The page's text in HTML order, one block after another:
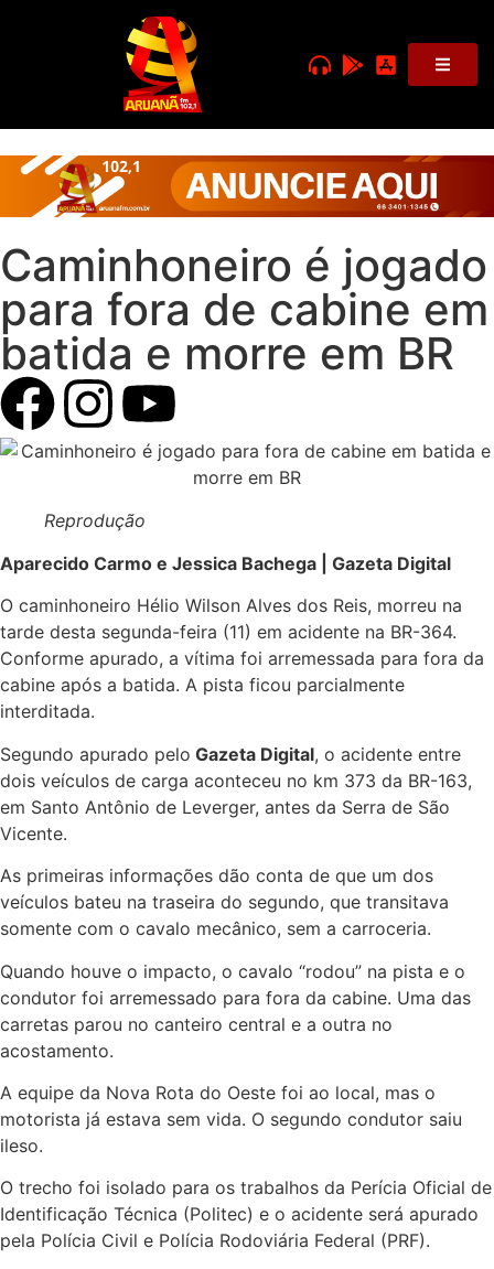
Caminhoneiro é jogado
para fora de cabine em
batida e morre em BR
Reprodução
Aparecido Carmo e Jessica Bachega | Gazeta Digital
O caminhoneiro Hélio Wilson Alves dos Reis, morreu na
tarde desta segunda-feira (11) em acidente na BR-364.
Conforme apurado, a vítima foi arremessada para fora da
cabine após a batida. A pista ficou parcialmente
interditada.
Segundo apurado pelo Gazeta Digital, o acidente entre
dois veículos de carga aconteceu no km 373 da BR-163,
em Santo Antônio de Leverger, antes da Serra de São
Vicente.
As primeiras informações dão conta de que um dos
veículos bateu na traseira do segundo, que transitava
somente com o cavalo mecânico, sem a carroceria.
Quando houve o impacto, o cavalo “rodou” na pista e o
condutor foi arremessado para fora da cabine. Uma das
carretas parou no canteiro central e a outra no
acostamento.
A equipe da Nova Rota do Oeste foi ao local, mas o
motorista já estava sem vida. O segundo condutor saiu
ileso.
O trecho foi isolado para os trabalhos da Perícia Oficial de
Identificação Técnica (Politec) e o acidente será apurado
pela Polícia Civil e Polícia Rodoviária Federal (PRF).